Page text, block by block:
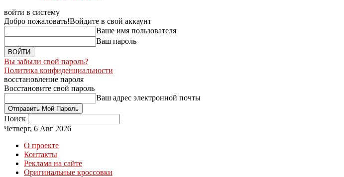
войти в систему
Добро пожаловать!Войдите в свой аккаунт
Ваше имя пользователя
Ваш пароль
Вы забыли свой пароль?
Политика конфиденциальности
восстановление пароля
Восстановите свой пароль
Ваш адрес электронной почты
Поиск
Четверг, 6 Авг 2026
О проекте
Контакты
Реклама на сайте
Оригинальные кроссовки